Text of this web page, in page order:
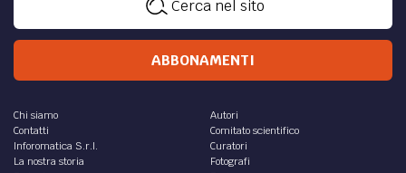
ATTUALITÀ / ISEE per i bonus 2021: ecco come si
compila la domanda
Modello ISEE, come si calcola? E per quali bonus del 2021 è
diMartina Giampietri